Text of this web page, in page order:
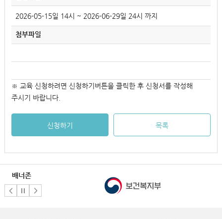
2026-05-15일 14시 ~ 2026-06-29일 24시 까지
첨부파일
※ 교육 신청하려면 신청하기버튼을 클릭한 후 신청서를 작성해
주시기 바랍니다.
신청하기 목록
배너존